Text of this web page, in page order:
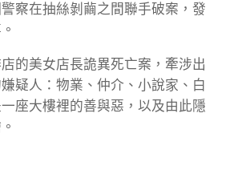
察在抽絲剝繭之間聯手破案，發
的美女店長詭異死亡案，牽涉出
疑人：物業、仲介、小說家、白
座大樓裡的善與惡，以及由此隱